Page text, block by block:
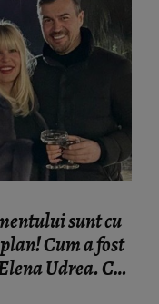
sunt cu
Cum a fost
Udrea. Cu
politiciene în
lui...